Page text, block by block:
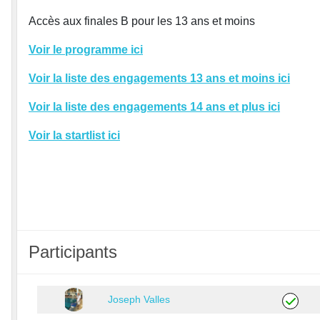
Accès aux finales B pour les 13 ans et moins
Voir le programme ici
Voir la liste des engagements 13 ans et moins ici
Voir la liste des engagements 14 ans et plus ici
Voir la startlist ici
Participants
Joseph Valles